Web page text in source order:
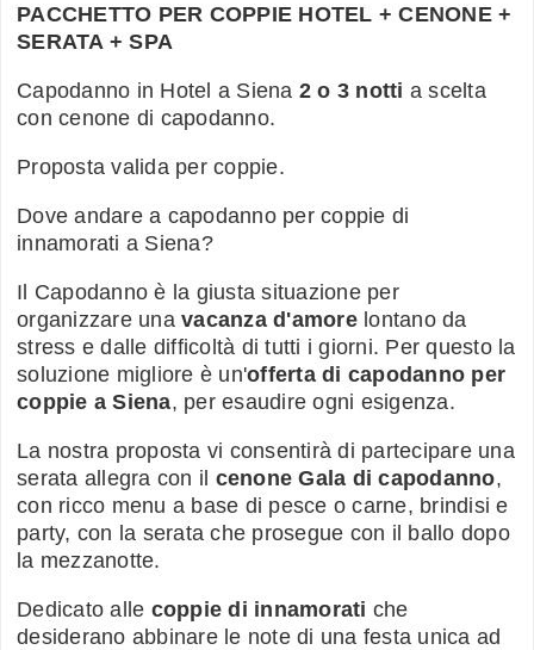
PACCHETTO PER COPPIE HOTEL + CENONE +
SERATA + SPA
Capodanno in Hotel a Siena 2 o 3 notti a scelta
con cenone di capodanno.
Proposta valida per coppie.
Dove andare a capodanno per coppie di
innamorati a Siena?
Il Capodanno è la giusta situazione per
organizzare una vacanza d'amorelontano da
stress e dalle difficoltà di tutti i giorni. Per questo la
soluzione migliore è un'offerta di capodanno per
coppie a Siena, per esaudire ogni esigenza.
La nostra proposta vi consentirà di partecipare una
serata allegra con il cenone Gala di capodanno,
con ricco menu a base di pesce o carne, brindisi e
party, con la serata che prosegue con il ballo dopo
la mezzanotte.
Dedicato alle coppie di innamorati che
desiderano abbinare le note di una festa unica ad